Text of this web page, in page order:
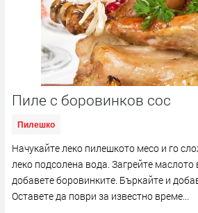
Пиле с боровинков сос
Пилешко
Начукайте леко пилешкото месо и го
леко подсолена вода. Загрейте маслото
добавете боровинките. Бъркайте и
Оставете да поври за известно време...